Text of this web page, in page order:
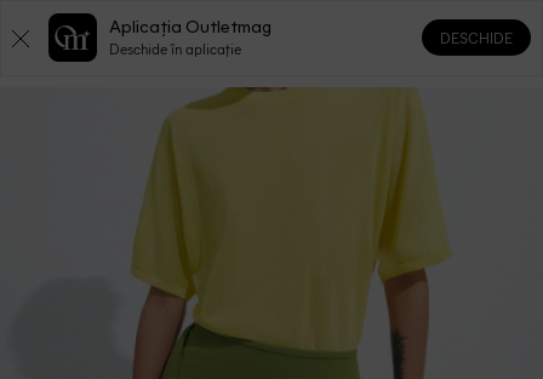
0 0
Aplicația Outletmag
Deschide în aplicație
DESCHIDE